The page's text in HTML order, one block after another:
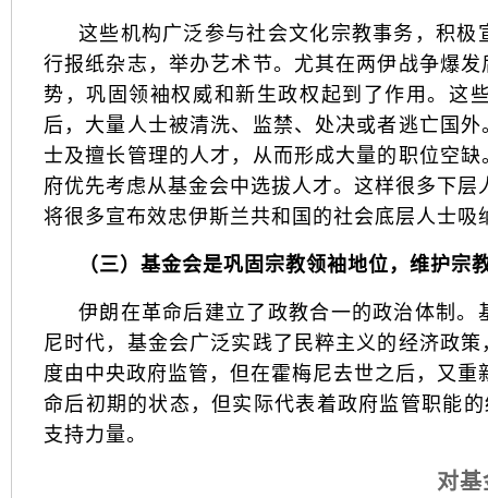
这些机构广泛参与社会文化宗教事务，积
行报纸杂志，举办艺术节。尤其在两伊战争爆
势，巩固领袖权威和新生政权起到了作用。这
后，大量人士被清洗、监禁、处决或者逃亡国
士及擅长管理的人才，从而形成大量的职位空
府优先考虑从基金会中选拔人才。这样很多下
将很多宣布效忠伊斯兰共和国的社会底层人士
（三）基金会是巩固宗教领袖地位，维护宗
伊朗在革命后建立了政教合一的政治体制
尼时代，基金会广泛实践了民粹主义的经济政
度由中央政府监管，但在霍梅尼去世之后，又
命后初期的状态，但实际代表着政府监管职能
支持力量。
对